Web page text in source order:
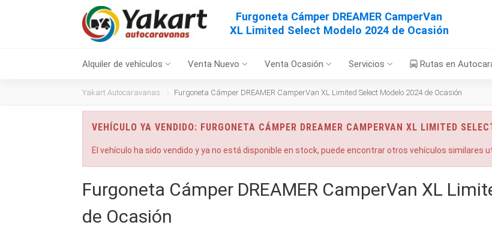
Furgoneta Cámper DREAMER CamperVan
XL Limited Select Modelo 2024 de Ocasión
Alquiler de vehículos Venta Nuevo Venta Ocasión Servicios Rutas en
Yakart Autocaravanas Furgoneta Cámper DREAMER CamperVan XL Limited Select Modelo 2024 de Ocasión
VEHÍCULO YA VENDIDO: FURGONETA CÁMPER DREAMER CAMPERVAN XL LIMITED
El vehículo ha sido vendido y ya no está disponible en stock, puede encontrar otros vehículos similares
Furgoneta Cámper DREAMER CamperVan XL
de Ocasión